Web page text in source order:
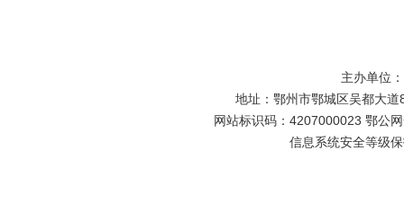
主办单位
地址：鄂州市鄂城区吴都大
网站标识码：4207000023 鄂公
信息系统安全等级